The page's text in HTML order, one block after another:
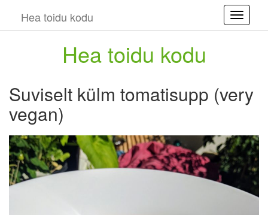
Hea toidu kodu
Hea toidu kodu
Suviselt külm tomatisupp (very
vegan)